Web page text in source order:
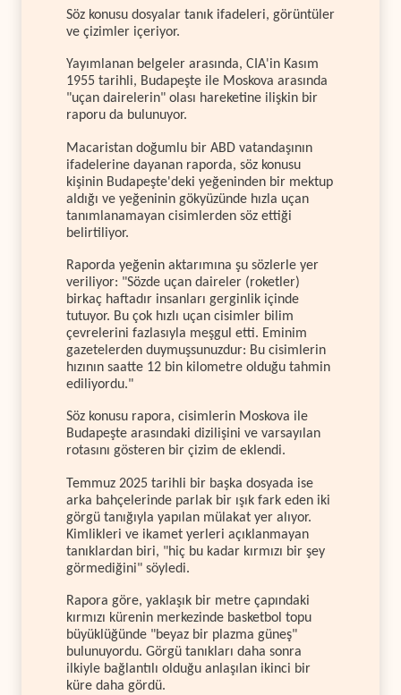
Söz konusu dosyalar tanık ifadeleri, görüntüler
ve çizimler içeriyor.
Yayımlanan belgeler arasında, CIA'in Kasım
1955 tarihli, Budapeşte ile Moskova arasında
"uçan dairelerin" olası hareketine ilişkin bir
raporu da bulunuyor.
Macaristan doğumlu bir ABD vatandaşının
ifadelerine dayanan raporda, söz konusu
kişinin Budapeşte'deki yeğeninden bir mektup
aldığı ve yeğeninin gökyüzünde hızla uçan
tanımlanamayan cisimlerden söz ettiği
belirtiliyor.
Raporda yeğenin aktarımına şu sözlerle yer
veriliyor: "Sözde uçan daireler (roketler)
birkaç haftadır insanları gerginlik içinde
tutuyor. Bu çok hızlı uçan cisimler bilim
çevrelerini fazlasıyla meşgul etti. Eminim
gazetelerden duymuşsunuzdur: Bu cisimlerin
hızının saatte 12 bin kilometre olduğu tahmin
ediliyordu."
Söz konusu rapora, cisimlerin Moskova ile
Budapeşte arasındaki dizilişini ve varsayılan
rotasını gösteren bir çizim de eklendi.
Temmuz 2025 tarihli bir başka dosyada ise
arka bahçelerinde parlak bir ışık fark eden iki
görgü tanığıyla yapılan mülakat yer alıyor.
Kimlikleri ve ikamet yerleri açıklanmayan
tanıklardan biri, "hiç bu kadar kırmızı bir şey
görmediğini" söyledi.
Rapora göre, yaklaşık bir metre çapındaki
kırmızı kürenin merkezinde basketbol topu
büyüklüğünde "beyaz bir plazma güneş"
bulunuyordu. Görgü tanıkları daha sonra
ilkiyle bağlantılı olduğu anlaşılan ikinci bir
küre daha gördü.